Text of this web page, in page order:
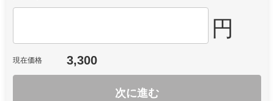
円
現在価格 3,300
次に進む